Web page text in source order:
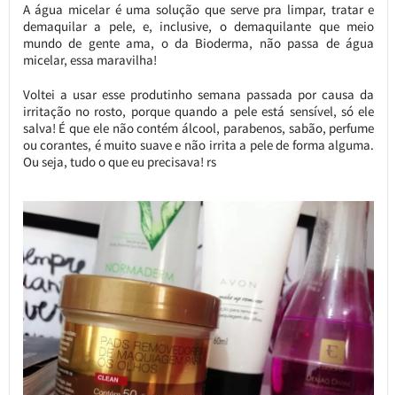
A água micelar é uma solução que serve pra limpar, tratar e
demaquilar a pele, e, inclusive, o demaquilante que meio
mundo de gente ama, o da Bioderma, não passa de água
micelar, essa maravilha!
Voltei a usar esse produtinho semana passada por causa da
irritação no rosto, porque quando a pele está sensível, só ele
salva! É que ele não contém álcool, parabenos, sabão, perfume
ou corantes, é muito suave e não irrita a pele de forma alguma.
Ou seja, tudo o que eu precisava! rs